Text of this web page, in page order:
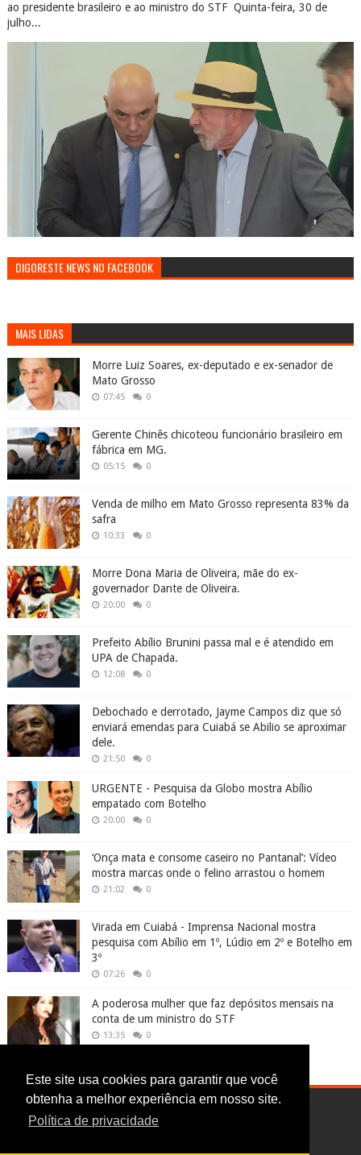
Este site usa cookies para garantir que você
obtenha a melhor experiência em nosso site.
Política de privacidade
ao presidente brasileiro e ao ministro do STF Quinta-feira, 30 de
julho...
DIGORESTE NEWS NO FACEBOOK
MAIS LIDAS
Morre Luiz Soares, ex-deputado e ex-senador de
Mato Grosso
07:45 0
Gerente Chinês chicoteou funcionário brasileiro em
fábrica em MG.
05:15 0
Venda de milho em Mato Grosso representa 83% da
safra
10:33 0
Morre Dona Maria de Oliveira, mãe do ex-
governador Dante de Oliveira.
20:00 0
Prefeito Abílio Brunini passa mal e é atendido em
UPA de Chapada.
12:08 0
Debochado e derrotado, Jayme Campos diz que só
enviará emendas para Cuiabá se Abilio se aproximar
dele.
21:50 0
URGENTE - Pesquisa da Globo mostra Abílio
empatado com Botelho
20:00 0
‘Onça mata e consome caseiro no Pantanal’: Vídeo
mostra marcas onde o felino arrastou o homem
21:02 0
Virada em Cuiabá - Imprensa Nacional mostra
pesquisa com Abílio em 1º, Lúdio em 2º e Botelho em
3º
07:26 0
A poderosa mulher que faz depósitos mensais na
conta de um ministro do STF
13:35 0